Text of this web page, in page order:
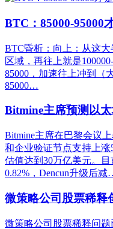
BTC：85000-95000
BTC昏析：向上：从这大
区域，再往上就是
85000，加速往上冲到（
85000…
Bitmine主席预测以
Bitmine主席在巴黎会议
和企业验证节点支持上
估值达到30万亿美元。
0.82%，Dencun升级后减
微策略公司股票稀释
微策略公司股票稀释问